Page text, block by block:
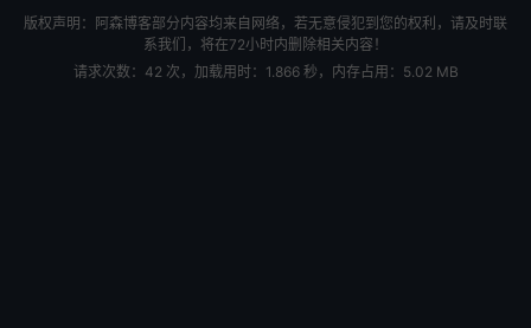
版权声明：阿森博客部分内容均来自网络，若无意侵犯到您的权利，请及时联
系我们，将在72小时内删除相关内容！
请求次数：42 次，加载用时：1.866 秒，内存占用：5.02 MB